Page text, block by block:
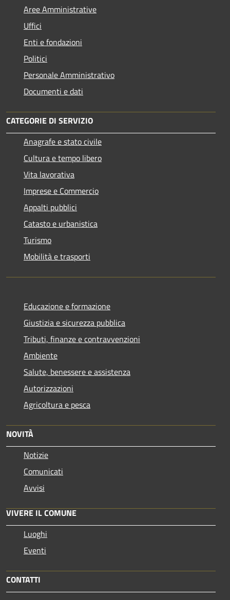
Aree Amministrative
Uffici
Enti e fondazioni
Politici
Personale Amministrativo
Documenti e dati
CATEGORIE DI SERVIZIO
Anagrafe e stato civile
Cultura e tempo libero
Vita lavorativa
Imprese e Commercio
Appalti pubblici
Catasto e urbanistica
Turismo
Mobilità e trasporti
Educazione e formazione
Giustizia e sicurezza pubblica
Tributi, finanze e contravvenzioni
Ambiente
Salute, benessere e assistenza
Autorizzazioni
Agricoltura e pesca
NOVITÀ
Notizie
Comunicati
Avvisi
VIVERE IL COMUNE
Luoghi
Eventi
CONTATTI